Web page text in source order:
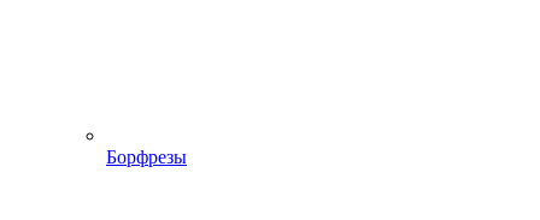
Борфрезы